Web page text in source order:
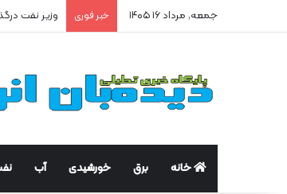
جمعه, مرداد ۱۶ ۱۴۰۵ خبر فوری وزیر نفت
خانه برق خورشیدی آب